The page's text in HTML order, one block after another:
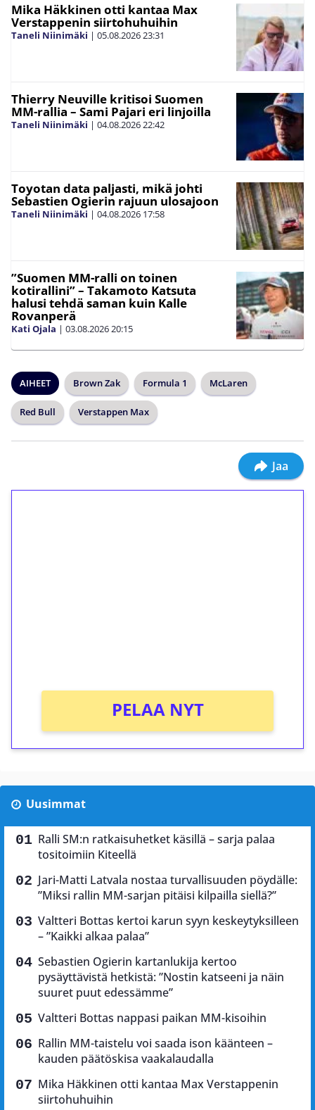
Mika Häkkinen otti kantaa Max
Verstappenin siirtohuhuihin
Taneli Niinimäki | 05.08.202623:31
Thierry Neuville kritisoi Suomen
MM-rallia – Sami Pajari eri linjoilla
Taneli Niinimäki | 04.08.202622:42
Toyotan data paljasti, mikä johti
Sebastien Ogierin rajuun ulosajoon
Taneli Niinimäki | 04.08.2026 17:58
”Suomen MM-ralli on toinen
kotirallini” – Takamoto Katsuta
halusi tehdä saman kuin Kalle
Rovanperä
Kati Ojala | 03.08.202620:15
AIHEET Brown Zak Formula 1 McLaren
Red Bull Verstappen Max
Jaa
PELAA NYT
Uusimmat
Ralli SM:n ratkaisuhetket käsillä – sarja palaa
tositoimiin Kiteellä
Jari-Matti Latvala nostaa turvallisuuden pöydälle:
”Miksi rallin MM-sarjan pitäisi kilpailla siellä?”
Valtteri Bottas kertoi karun syyn keskeytyksilleen
– ”Kaikki alkaa palaa”
Sebastien Ogierin kartanlukija kertoo
pysäyttävistä hetkistä: ”Nostin katseeni ja näin
suuret puut edessämme”
Valtteri Bottas nappasi paikan MM-kisoihin
Rallin MM-taistelu voi saada ison käänteen –
kauden päätöskisa vaakalaudalla
Mika Häkkinen otti kantaa Max Verstappenin
siirtohuhuihin